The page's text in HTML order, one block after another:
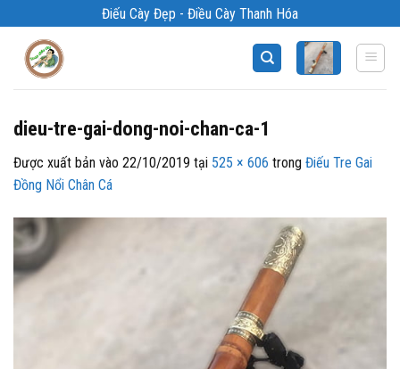
qua
Điếu Cày Đẹp - Điều Cày Thanh Hóa
dieu-tre-gai-dong-noi-chan-ca-1
Được xuất bản vào 22/10/2019 tại 525 × 606 trong Điếu Tre Gai
Đồng Nổi Chân Cá